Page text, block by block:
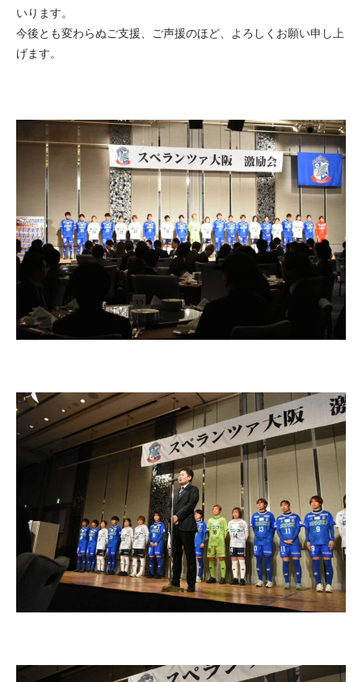
いります。
今後とも変わらぬご支援、ご声援のほど、よろしくお願い申し上
げます。